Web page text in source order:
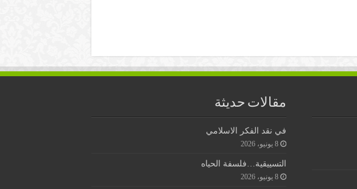
مقالات حديثة
في نقد الفكر الاسلامي
8 يونيو، 2026
التسييقية…فلسفة الحياه
8 يونيو، 2026